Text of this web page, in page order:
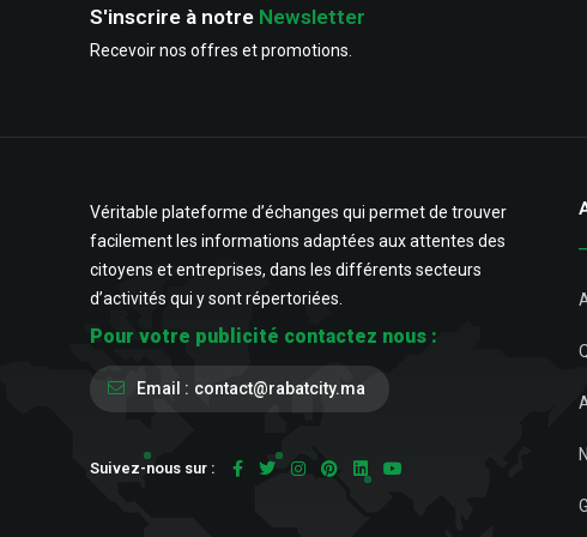
S'inscrire à notre Newsletter
Recevoir nos offres et promotions.
Véritable plateforme d’échanges qui permet de trouver
facilement les informations adaptées aux attentes des
citoyens et entreprises, dans les différents secteurs
d’activités qui y sont répertoriées.
Pour votre publicité contactez nous :
Email : contact@rabatcity.ma
Suivez-nous sur :